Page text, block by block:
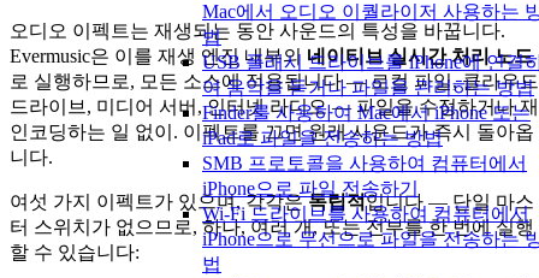
Mac에서 오디오 이퀄라이저 사용하는
법
USB 플래시 드라이브를 iPhone에 연결
여 음악을 듣거나 파일을 관리하는 방법
Finder를 사용하여 Mac에서 iPhone 또는
iPad로 파일을 전송하는 방법
SMB 프로토콜을 사용하여 컴퓨터에서
iPhone으로 파일 전송하기
Wi-Fi 드라이브를 사용하여 컴퓨터에서
iPhone으로 무선으로 파일을 전송하는
법
오디오 이펙트는 재생되는 동안 사운드의 특성을 바꿉니다.
Evermusic은 이를 재생 엔진 내부의 네이티브 실시간 처리 노드
로 실행하므로, 모든 소스에 적용됩니다 — 로컬 파일, 클라우드
드라이브, 미디어 서버, 인터넷 라디오 — 파일을 수정하거나 재
인코딩하는 일 없이. 이펙트를 끄면 원래 사운드가 즉시 돌아옵
니다.
여섯 가지 이펙트가 있으며, 각각은독립적입니다 — 단일 마스
터 스위치가 없으므로, 하나, 여러 개, 또는 전부를 한 번에 실행
할 수 있습니다: